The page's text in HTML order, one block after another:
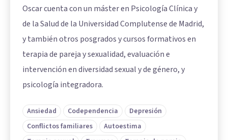
Oscar cuenta con un máster en Psicología Clínica y
de la Salud de la Universidad Complutense de Madrid,
y también otros posgrados y cursos formativos en
terapia de pareja y sexualidad, evaluación e
intervención en diversidad sexual y de género, y
psicología integradora.
Ansiedad Codependencia
Depresión
Conflictos familiares
Autoestima